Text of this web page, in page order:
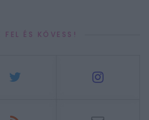
ÉS KÖVESS!